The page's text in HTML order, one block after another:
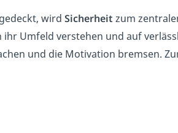
wird Sicherheit zum
ihr Umfeld verstehen und auf
und die Motivation bremsen.